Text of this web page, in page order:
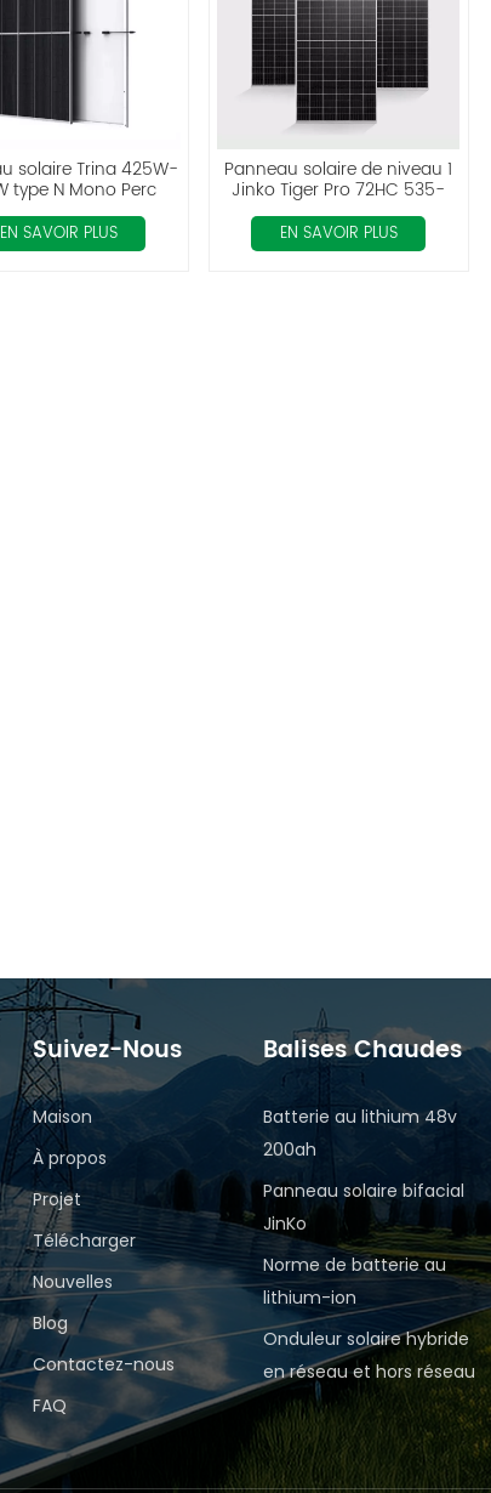
solaire Trina 425W-
type N Mono Perc
EN SAVOIR PLUS
Panneau solaire de niveau 1
Jinko Tiger Pro 72HC 535-
555 watts
EN SAVOIR PLUS
Suivez-Nous
Maison
À propos
Projet
Télécharger
Nouvelles
Blog
Contactez-nous
FAQ
Balises Chaudes
Batterie au lithium 48v
200ah
Panneau solaire bifacial
JinKo
Norme de batterie au
lithium-ion
Onduleur solaire hybride
en réseau et hors réseau